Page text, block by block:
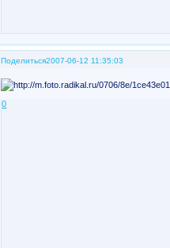
Поделиться2007-06-12 11:35:03
0